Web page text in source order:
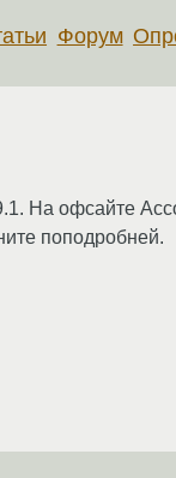
Форум
На офсайте
поподробней.